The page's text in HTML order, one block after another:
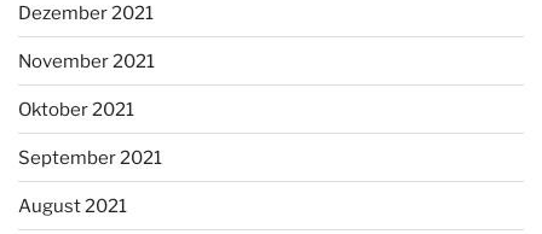
Dezember 2021
November 2021
Oktober 2021
September 2021
August 2021